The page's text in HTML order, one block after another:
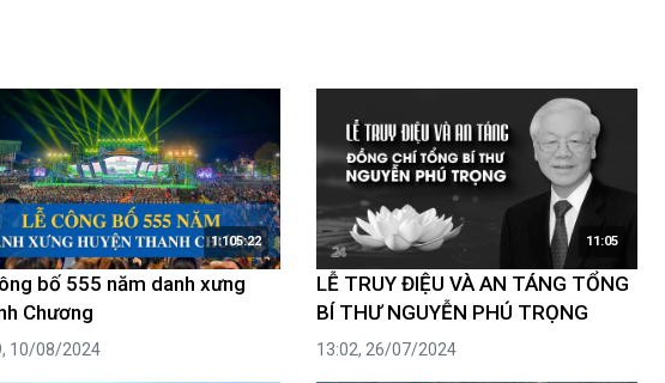
Cổng thông tin điện tử Quốc hội
Cơ sở dữ liệu quốc gia về văn bản pháp
Báo Đại biểu nhân dân
1:105:22
bố 555 năm danh xưng
Chương
10/08/2024
11:05
LỄ TRUY ĐIỆU VÀ AN TÁNG TỔNG
BÍ THƯ NGUYỄN PHÚ TRỌNG
13:02, 26/07/2024